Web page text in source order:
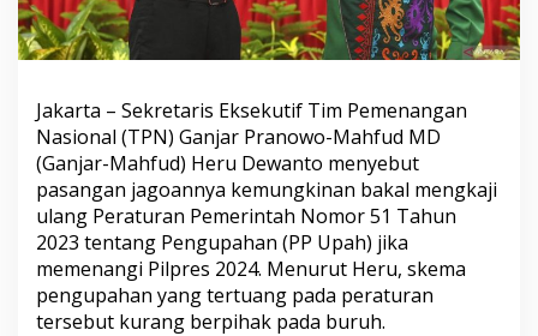
Jakarta – Sekretaris Eksekutif Tim Pemenangan
Nasional (TPN) Ganjar Pranowo-Mahfud MD
(Ganjar-Mahfud) Heru Dewanto menyebut
pasangan jagoannya kemungkinan bakal mengkaji
ulang Peraturan Pemerintah Nomor 51 Tahun
2023 tentang Pengupahan (PP Upah) jika
memenangi Pilpres 2024. Menurut Heru, skema
pengupahan yang tertuang pada peraturan
tersebut kurang berpihak pada buruh.